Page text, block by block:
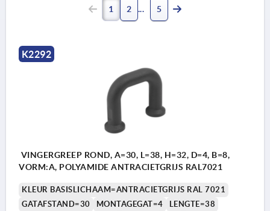
1 2 5
K2292
VINGERGREEP ROND, A=30, L=38, H=32, D=4, B=8,
VORM:A, POLYAMIDE ANTRACIETGRIJS RAL7021
KLEUR BASISLICHAAM=ANTRACIETGRIJS RAL 7021
GATAFSTAND=30
MONTAGEGAT=4
LENGTE=38